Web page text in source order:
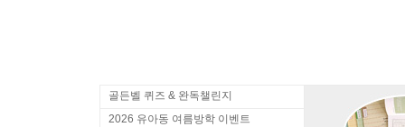
골든벨 퀴즈 & 완독챌린지
2026 유아동 여름방학 이벤트